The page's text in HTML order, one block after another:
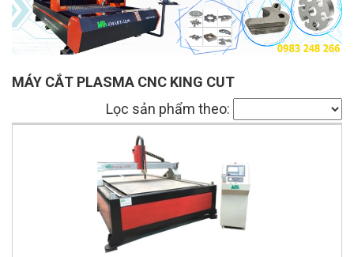
MÁY CẮT PLASMA CNC KING CUT
Lọc sản phẩm theo: